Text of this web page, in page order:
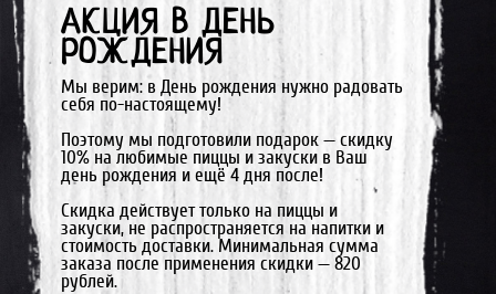
АКЦИЯ В ДЕНЬ
РОЖДЕНИЯ
Мы верим: в День рождения нужно радовать
себя по-настоящему!
Поэтому мы подготовили подарок — скидку
10% на любимые пиццы и закуски в Ваш
день рождения и ещё 4 дня после!
Скидка действует только на пиццы и
закуски, не распространяется на напитки и
стоимость доставки. Минимальная сумма
заказа после применения скидки — 820
рублей.